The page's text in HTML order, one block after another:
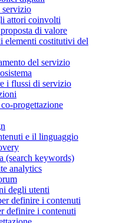
attori coinvolti
di valore
elementi costitutivi del
del servizio
i flussi di servizio
progettazione
e il linguaggio
(search keywords)
analytics
degli utenti
definire i contenuti
definire i contenuti